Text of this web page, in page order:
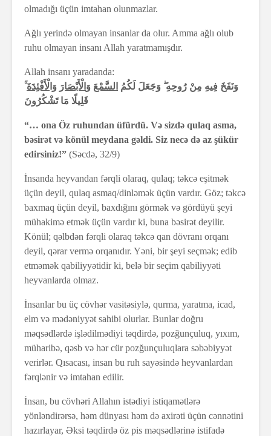
olmadığı üçün imtahan olunmazlar.
Ağlı yerində olmayan insanlar da olur. Amma ağlı olub
ruhu olmayan insanı Allah yaratmamışdır.
Allah insanı yaradanda:
وَنَفَخَ فِيهِ مِنْ رُوحِهِ ۖ وَجَعَلَ لَكُمُ السَّمْعَ وَ الْأَبْصَار َ وَا لْأَفْئِدَةَۚ
قَلِيلًا مَا تَشْكُرُونَ
“… ona Öz ruhundan üfürdü. Və sizdə qulaq asma,
bəsirət və könül meydana gəldi. Siz necə də az şükür
edirsiniz!” (Səcdə, 32/9)
İnsanda heyvandan fərqli olaraq, qulaq; təkcə eşitmək
üçün deyil, qulaq asmaq/dinləmək üçün vardır. Göz; təkcə
baxmaq üçün deyil, baxdığını görmək və gördüyü şeyi
mühakimə etmək üçün vardır ki, buna bəsirət deyilir.
Könül; qəlbdən fərqli olaraq təkcə qan dövranı orqanı
deyil, qərar vermə orqanıdır. Yəni, bir şeyi seçmək; edib
etməmək qabiliyyətidir ki, belə bir seçim qabiliyyəti
heyvanlarda olmaz.
İnsanlar bu üç cövhər vasitəsiylə, qurma, yaratma, icad,
elm və mədəniyyət sahibi olurlar. Bunlar doğru
məqsədlərdə işlədilmədiyi təqdirdə, pozğunçuluq, yıxım,
müharibə, qəsb və hər cür pozğunçuluqlara səbəbiyyət
verirlər. Qısacası, insan bu ruh sayəsində heyvanlardan
fərqlənir və imtahan edilir.
İnsan, bu cövhəri Allahın istədiyi istiqamətlərə
yönləndirərsə, həm dünyası həm də axirəti üçün cənnətini
hazırlayar, Əksi təqdirdə öz pis məqsədlərinə istifadə